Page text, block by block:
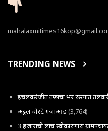
TRENDING NEWS
इचलकरंजीत तरूणाचा भर रस्त्यात
अट्टल चोरटे गजाआड(3,764)
3 हजाराची लाच स्वीकारणारा